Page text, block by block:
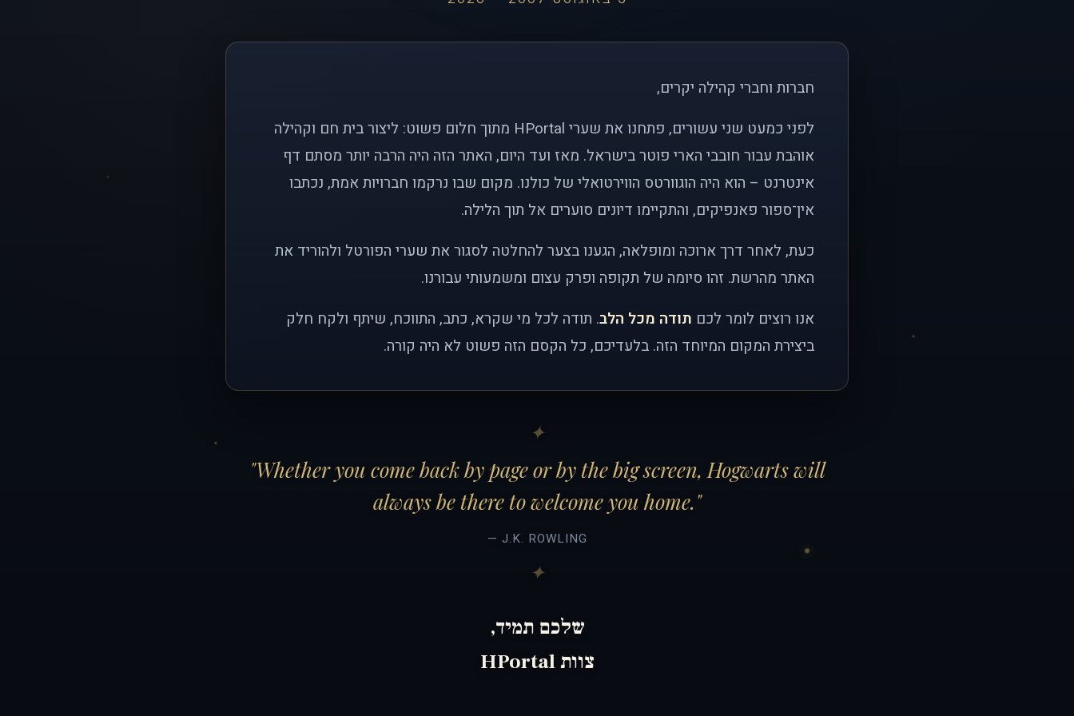
חברות וחברי קהילה יקרים,
לפני כמעט שני עשורים, פתחנו את שערי HPortal מתוך חלום פשוט: ליצור בית חם וקהילה
אוהבת עבור חובבי הארי פוטר בישראל. מאז ועד היום, האתר הזה היה הרבה יותר מסתם דף
אינטרנט – הוא היה הוגוורטס הווירטואלי של כולנו. מקום שבו נרקמו חברויות אמת, נכתבו
אין־ספור פאנפיקים, והתקיימו דיונים סוערים אל תוך הלילה.
כעת, לאחר דרך ארוכה ומופלאה, הגענו בצער להחלטה לסגור את שערי הפורטל ולהוריד את
האתר מהרשת. זהו סיומה של תקופה ופרק עצום ומשמעותי עבורנו.
אנו רוצים לומר לכם תודה מכל הלב. תודה לכל מי שקרא, כתב, התווכח, שיתף ולקח חלק
ביצירת המקום המיוחד הזה. בלעדיכם, כל הקסם הזה פשוט לא היה קורה.
"Whether you come back by page or by the big screen, Hogwarts will
always be there to welcome you home."
— J.K. ROWLING
שלכם תמיד,
צוות HPortal